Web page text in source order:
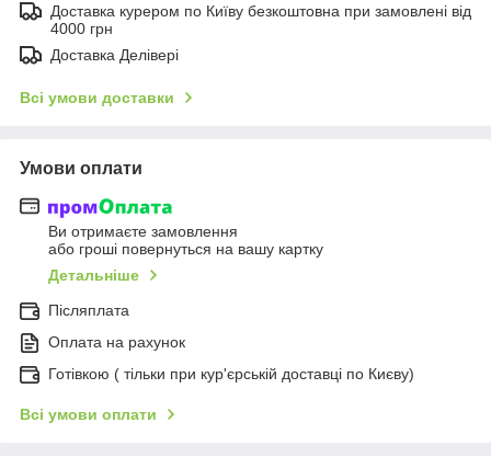
Доставка курером по Київу безкоштовна при замовлені від
4000 грн
Доставка Делівері
Всі умови доставки
Умови оплати
Ви отримаєте замовлення
або гроші повернуться на вашу картку
Детальніше
Післяплата
Оплата на рахунок
Готівкою ( тільки при кур'єрській доставці по Києву)
Всі умови оплати